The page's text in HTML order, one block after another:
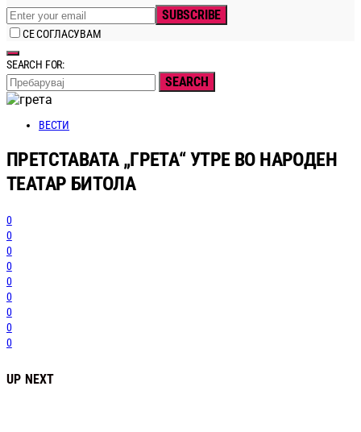
SUBSCRIBE
СЕ СОГЛАСУВАМ
SEARCH FOR:
SEARCH
ВЕСТИ
ПРЕТСТАВАТА „ГРЕТА“ УТРЕ ВО НАРОДЕН
ТЕАТАР БИТОЛА
0
0
0
0
0
0
0
0
0
UP NEXT